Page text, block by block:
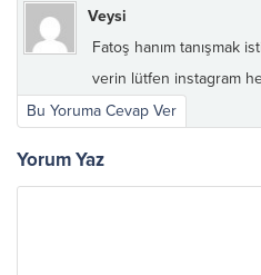
Veysi
Fatoş hanım tanışmak
verin lütfen instagram
Bu Yoruma Cevap Ver
Yorum Yaz